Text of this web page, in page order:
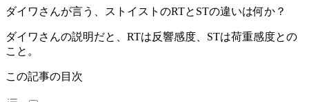
ダイワさんが言う、ストイストのRTとSTの違いは何か？
ダイワさんの説明だと、 RTは反響感度 STは荷重感度との
こと。
この記事の目次